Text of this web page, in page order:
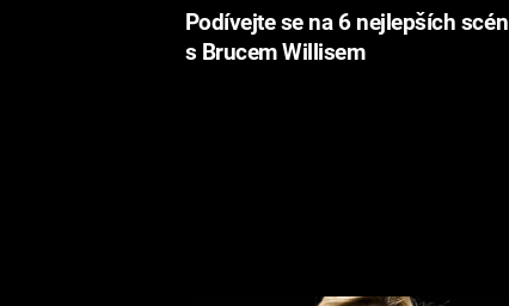
Podívejte se na 6 nejlepších scén
s Brucem Willisem